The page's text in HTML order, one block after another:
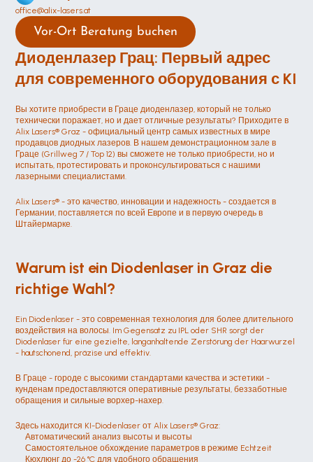
office@alix-lasers.at
Vor-Ort Beratung buchen
Диоденлазер Грац: Первый адрес
для современного оборудования с KI
Вы хотите приобрести в Граце диоденлазер, который не только
технически поражает, но и дает отличные результаты? Приходите в
Alix Lasers® Graz - официальный центр самых известных в мире
продавцов диодных лазеров. В нашем демонстрационном зале в
Граце (Grillweg 7 / Top 12) вы сможете не только приобрести, но и
испытать, протестировать и проконсультироваться с нашими
лазерными специалистами.
Alix Lasers® - это качество, инновации и надежность - создается в
Германии, поставляется по всей Европе и в первую очередь в
Штайермарке.
Warum ist ein Diodenlaser in Graz die
richtige Wahl?
Ein Diodenlaser - это современная технология для более длительного
воздействия на волосы. Im Gegensatz zu IPL oder SHR sorgt der
Diodenlaser für eine gezielte, langanhaltende Zerstörung der Haarwurzel
- hautschonend, präzise und effektiv.
В Граце - городе с высокими стандартами качества и эстетики -
кунденам предоставляются оперативные результаты, беззаботные
обращения и сильные ворхер-нахер.
Здесь находится KI-Diodenlaser от Alix Lasers® Graz:
Автоматический анализ высоты и высоты
Самостоятельное обхождение параметров в режиме Echtzeit
Кюхлюнг до -26 °C для удобного обращения